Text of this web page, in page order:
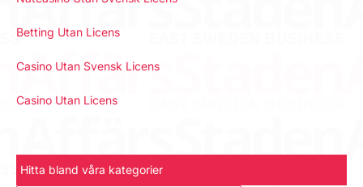
Betting Utan Licens
Casino Utan Svensk Licens
Casino Utan Licens
Hitta bland våra kategorier